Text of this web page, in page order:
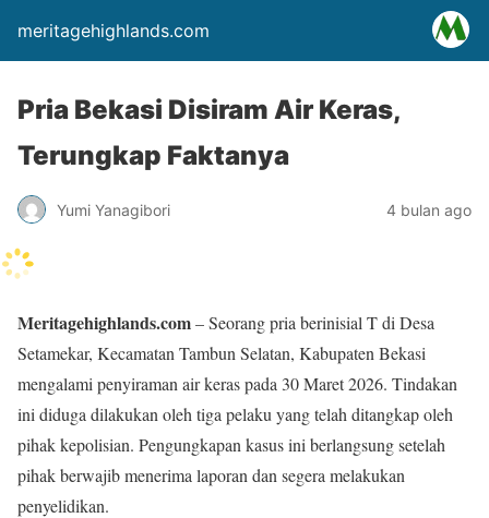
meritagehighlands.com
Pria Bekasi Disiram Air Keras,
Terungkap Faktanya
Yumi Yanagibori 4 bulan ago
Meritagehighlands.com– Seorang pria berinisial T di Desa
Setamekar, Kecamatan Tambun Selatan, Kabupaten Bekasi
mengalami penyiraman air keras pada 30 Maret 2026. Tindakan
ini diduga dilakukan oleh tiga pelaku yang telah ditangkap oleh
pihak kepolisian. Pengungkapan kasus ini berlangsung setelah
pihak berwajib menerima laporan dan segera melakukan
penyelidikan.